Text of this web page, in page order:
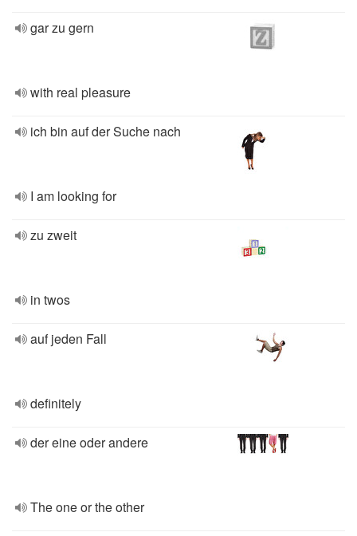
gar zu gern
with real pleasure
ich bin auf der Suche nach
I am looking for
zu zweit
in twos
auf jeden Fall
definitely
der eine oder andere
The one or the other